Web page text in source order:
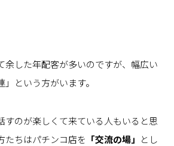
余した年配客が多いのですが、幅広い
という方がいます。
すのが楽しくて来ている人もいると思
たちはパチンコ店を 「交流の場」 とし